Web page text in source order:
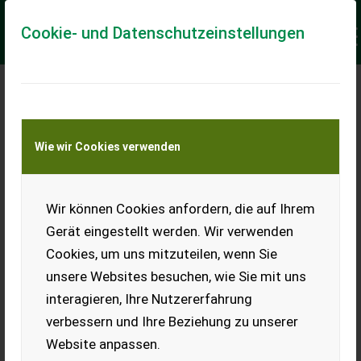
Cookie- und Datenschutzeinstellungen
Wie wir Cookies verwenden
Wir können Cookies anfordern, die auf Ihrem
Gerät eingestellt werden. Wir verwenden
Cookies, um uns mitzuteilen, wenn Sie
unsere Websites besuchen, wie Sie mit uns
interagieren, Ihre Nutzererfahrung
verbessern und Ihre Beziehung zu unserer
Website anpassen.
Meine Transportkostenanfrage
Transport von Land- und Baumaschinen –
KEINE Tiertransporte
Ladeort
Ort